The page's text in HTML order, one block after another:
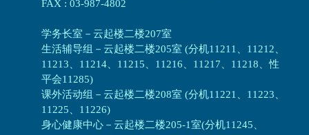
FAX : 03-987-4802
学务长室－云起楼二楼207室
生活辅导组 － 云起楼二楼205室 (分机11211、11212、
11213、11214、11215、11216、11217、11218、性
平会11285)
课外活动组 － 云起楼二楼208室 (分机11221、11223、
11225、11226)
身心健康中心 － 云起楼二楼205-1室(分机11245、